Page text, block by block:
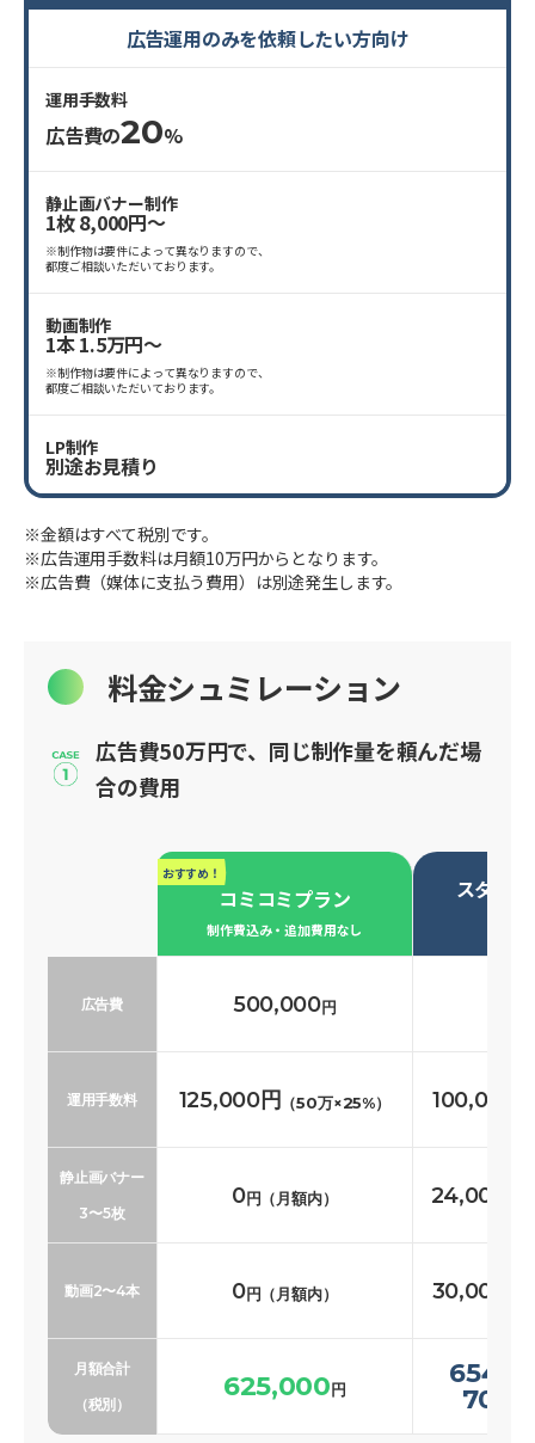
広告運用のみを依頼したい方向け
運用手数料
広告費の20%
静止画バナー制作
1枚 8,000円〜
※制作物は要件によって異なりますので、
都度ご相談いただいております。
動画制作
1本 1.5万円〜
※制作物は要件によって異なりますので、
都度ご相談いただいております。
LP制作
別途お見積り
※金額はすべて税別です。
※広告運用手数料は月額10万円からとなります。
※広告費（媒体に支払う費用）は別途発生します。
料金シュミレーション
広告費50万円で、同じ制作量を頼んだ場
合の費用
おすすめ！
コミコミプラン
制作費込み・追加費用なし
スタン
広告費 500,000円
運用手数料 125,000円 （50万×25%） 100,000
静止画バナー
3〜5枚
0円（月額内） 24,000
動画2〜4本 0円（月額内） 30,000
月額合計
（税別）
625,000円